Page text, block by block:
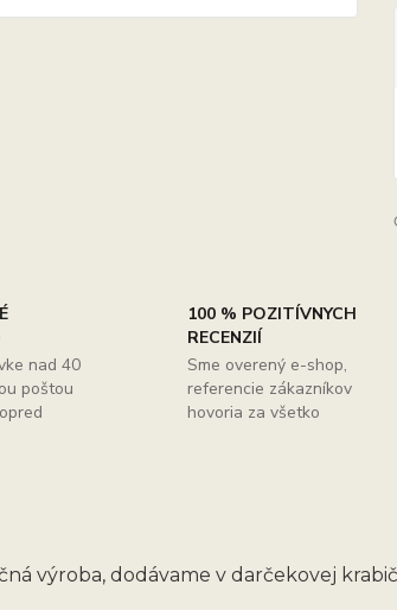
nad 40
poštou
100 % POZITÍVNYCH
RECENZIÍ
Sme overený e-shop,
referencie zákazníkov
hovoria za všetko
výroba, dodávame v darčekovej